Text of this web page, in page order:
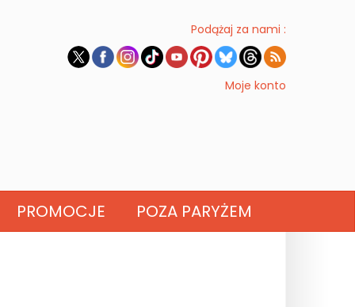
Podążaj za nami :
Moje konto
PROMOCJE POZA PARYŻEM